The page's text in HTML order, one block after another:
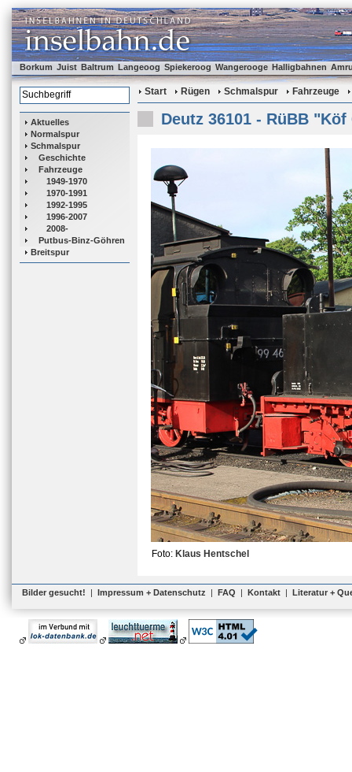
Borkum Juist Baltrum Langeoog Spiekeroog Wangerooge Halligbahnen
Aktuelles
Normalspur
Schmalspur
Geschichte
Fahrzeuge
1949-1970
1970-1991
1992-1995
1996-2007
2008-
Putbus-Binz-Göhren
Breitspur
Start Rügen Schmalspur Fahrzeuge
Deutz 36101 - RüBB "Köf
Foto: Klaus Hentschel
Bilder gesucht! | Impressum + Datenschutz | FAQ | Kontakt | Literatur +